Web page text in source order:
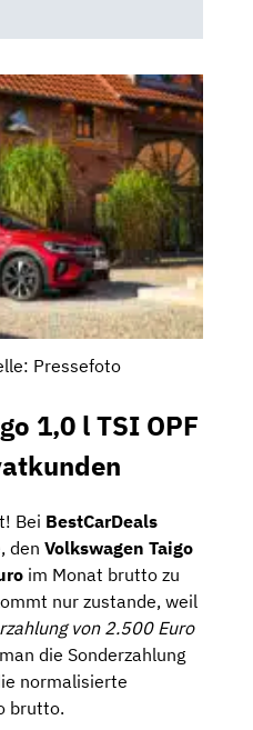
Pressefoto
1,0 l TSI OPF
Bei BestCarDeals
den Volkswagen Taigo
im Monat brutto zu
nur zustande, weil
von 2.500 Euro
die Sonderzahlung
normalisierte
brutto.